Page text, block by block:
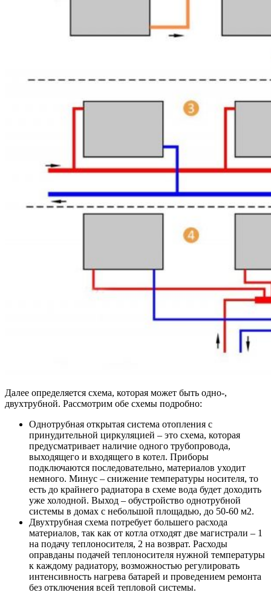
Далее определяется схема, которая может быть одно-,
двухтрубной. Рассмотрим обе схемы подробно:
Однотрубная открытая система отопления с
принудительной циркуляцией – это схема, которая
предусматривает наличие одного трубопровода,
выходящего и входящего в котел. Приборы
подключаются последовательно, материалов уходит
немного. Минус – снижение температуры носителя, то
есть до крайнего радиатора в схеме вода будет доходить
уже холодной. Выход – обустройство однотрубной
системы в домах с небольшой площадью, до 50-60 м2.
Двухтрубная схема потребует большего расхода
материалов, так как от котла отходят две магистрали – 1
на подачу теплоносителя, 2 на возврат. Расходы
оправданы подачей теплоносителя нужной температуры
к каждому радиатору, возможностью регулировать
интенсивность нагрева батарей и проведением ремонта
без отключения всей тепловой системы.